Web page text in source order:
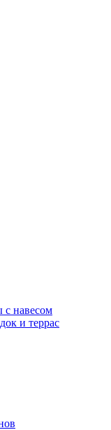
с навесом
и террас